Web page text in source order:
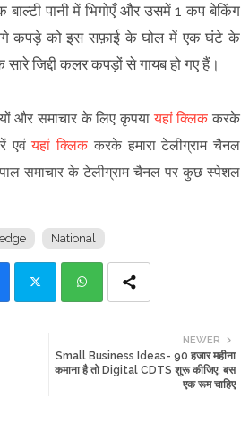
पानी में भिगोएँ और उसमें 1 कप बेकिंग
लगे कपड़े को इस सफ़ाई के घोल में एक घंटे के
जिद्दी कलर कपड़ों से गायब हो गए हैं।
और समाचार के लिए कृपयायहां क्लिक करके
एवंयहां क्लिक करके हमारा टेलीग्राम चैनल
समाचार के टेलीग्राम चैनल पर कुछ स्पेशल
National
ats
NEWER
Small Business Ideas- 90 हजार महीना
कमाना है तो Digital CDTS शुरू कीजिए, बस
एक रूम चाहिए